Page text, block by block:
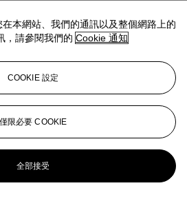
本網站、我們的通訊以及整個網路上的
，請參閱我們的 Cookie 通知
COOKIE 設定
僅限必要 COOKIE
全部接受